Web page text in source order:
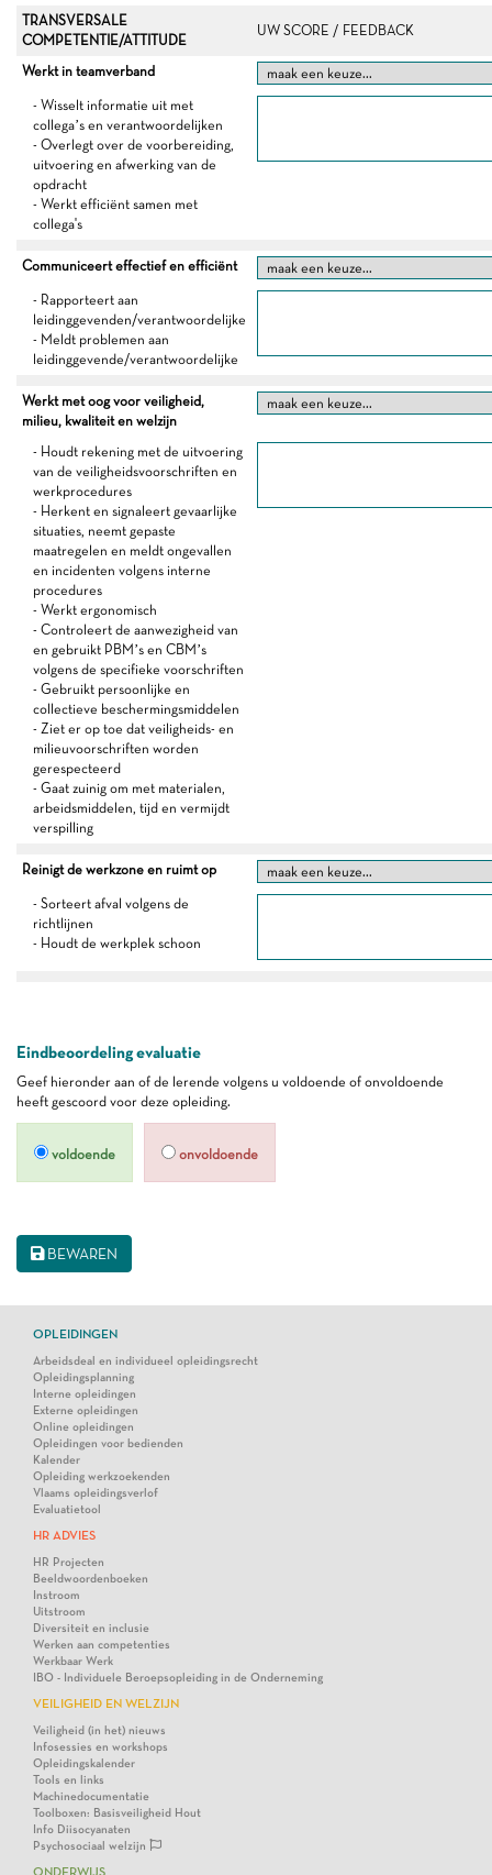
TRANSVERSALE
COMPETENTIE/ATTITUDE
UW SCORE / FEEDBACK
Werkt in teamverband
- Wisselt informatie uit met
collega’s en verantwoordelijken
- Overlegt over de voorbereiding,
uitvoering en afwerking van de
opdracht
- Werkt efficiënt samen met
collega's
Communiceert effectief en efficiënt
- Rapporteert aan
leidinggevenden/verantwoordelijke
- Meldt problemen aan
leidinggevende/verantwoordelijke
Werkt met oog voor veiligheid,
milieu, kwaliteit en welzijn
- Houdt rekening met de uitvoering
van de veiligheidsvoorschriften en
werkprocedures
- Herkent en signaleert gevaarlijke
situaties, neemt gepaste
maatregelen en meldt ongevallen
en incidenten volgens interne
procedures
- Werkt ergonomisch
- Controleert de aanwezigheid van
en gebruikt PBM’s en CBM’s
volgens de specifieke voorschriften
- Gebruikt persoonlijke en
collectieve beschermingsmiddelen
- Ziet er op toe dat veiligheids- en
milieuvoorschriften worden
gerespecteerd
- Gaat zuinig om met materialen,
arbeidsmiddelen, tijd en vermijdt
verspilling
Reinigt de werkzone en ruimt op
- Sorteert afval volgens de
richtlijnen
- Houdt de werkplek schoon
Eindbeoordeling evaluatie
Geef hieronder aan of de lerende volgens u voldoende of onvoldoende
heeft gescoord voor deze opleiding.
voldoende onvoldoende
BEWAREN
OPLEIDINGEN
Arbeidsdeal en individueel opleidingsrecht
Opleidingsplanning
Interne opleidingen
Externe opleidingen
Online opleidingen
Opleidingen voor bedienden
Kalender
Opleiding werkzoekenden
Vlaams opleidingsverlof
Evaluatietool
HR ADVIES
HR Projecten
Beeldwoordenboeken
Instroom
Uitstroom
Diversiteit en inclusie
Werken aan competenties
Werkbaar Werk
IBO - Individuele Beroepsopleiding in de Onderneming
VEILIGHEID EN WELZIJN
Veiligheid (in het) nieuws
Infosessies en workshops
Opleidingskalender
Tools en links
Machinedocumentatie
Toolboxen: Basisveiligheid Hout
Info Diisocyanaten
Psychosociaal welzijn
ONDERWIJS